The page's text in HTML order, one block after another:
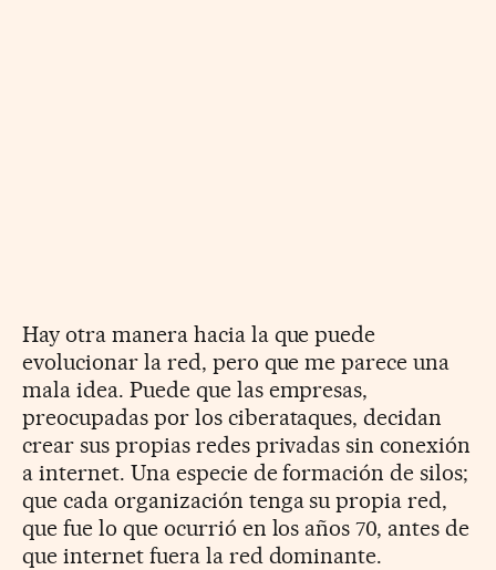
Hay otra manera hacia la que puede
evolucionar la red, pero que me parece una
mala idea. Puede que las empresas,
preocupadas por los ciberataques, decidan
crear sus propias redes privadas sin conexión
a internet. Una especie de formación de silos;
que cada organización tenga su propia red,
que fue lo que ocurrió en los años 70, antes de
que internet fuera la red dominante.